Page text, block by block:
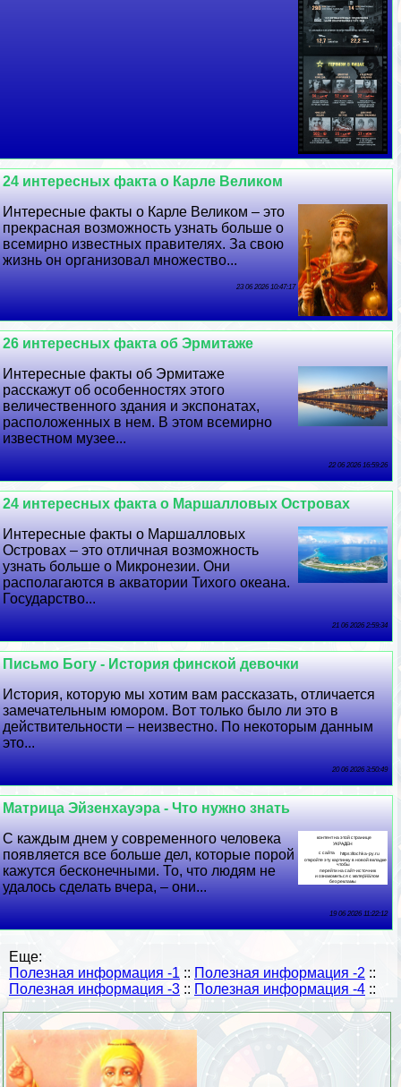
24 интересных факта о Карле Великом
Интересные факты о Карле Великом – это
прекрасная возможность узнать больше о
всемирно известных правителях. За свою
жизнь он организовал множество...
23 06 2026 10:47:17
26 интересных факта об Эрмитаже
Интересные факты об Эрмитаже
расскажут об особенностях этого
величественного здания и экспонатах,
расположенных в нем. В этом всемирно
известном музее...
22 06 2026 16:59:26
24 интересных факта о Маршалловых Островах
Интересные факты о Маршалловых
Островах – это отличная возможность
узнать больше о Микронезии. Они
располагаются в акватории Тихого океана.
Государство...
21 06 2026 2:59:34
Письмо Богу - История финской дeвoчки
История, которую мы хотим вам рассказать, отличается
замечательным юмором. Вот только было ли это в
действительности – неизвестно. По некоторым данным
это...
20 06 2026 3:50:49
Матрица Эйзенхауэра - Что нужно знать
С каждым днем у современного человека
появляется все больше дел, которые порой
кажутся бесконечными. То, что людям не
удалось сделать вчера, – они...
19 06 2026 11:22:12
Еще:
Полезная информация -1 :: Полезная информация -2 ::
Полезная информация -3 :: Полезная информация -4 ::